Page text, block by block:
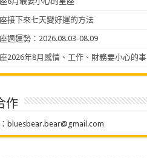
接下來七天變好運的方法
週運勢：2026.08.03-08.09
2026年8月感情、工作、財務要小心的事
作
bluesbear.bear@gmail.com